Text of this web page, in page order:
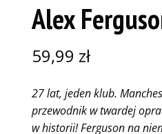
Alex
59,99 zł
27 lat, jeden klub.
przewodnik w twardej
w historii! Ferguson na